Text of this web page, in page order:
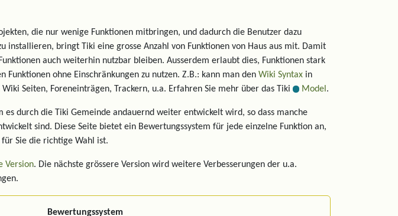
die nur wenige Funktionen mitbringen, und dadurch die Benutzer dazu
installieren, bringt Tiki eine grosse Anzahl von Funktionen von Haus aus mit. Damit
auch weiterhin nutzbar bleiben. Ausserdem erlaubt dies, Funktionen stark
ohne Einschränkungen zu nutzen. Z.B.: kann man den Wiki Syntax in
Seiten, Foreneinträgen, Trackern, u.a. Erfahren Sie mehr über das Tiki
Model .
es durch die Tiki Gemeinde andauernd weiter entwickelt wird, so dass manche
sind. Diese Seite bietet ein Bewertungssystem für jede einzelne Funktion an,
Sie die richtige Wahl ist.
Version. Die nächste grössere Version wird weitere Verbesserungen der u.a.
Bewertungssystem